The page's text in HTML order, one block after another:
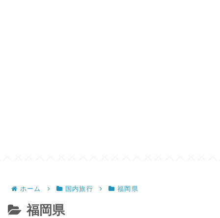
ホーム 国内旅行 福岡県
福岡県